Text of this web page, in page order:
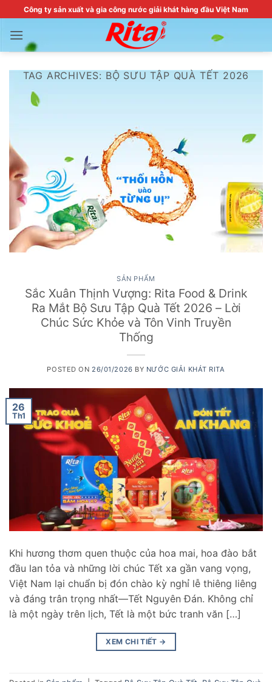
to
content
Công ty sản xuất và gia công nước giải khát hàng đầu Việt Nam
TAG ARCHIVES: BỘ SƯU TẬP QUÀ TẾT 2026
SẢN PHẨM
Sắc Xuân Thịnh Vượng: Rita Food & Drink
Ra Mắt Bộ Sưu Tập Quà Tết 2026 – Lời
Chúc Sức Khỏe và Tôn Vinh Truyền
Thống
POSTED ON 26/01/2026 BY NƯỚC GIẢI KHÁT RITA
26
Th1
Khi hương thơm quen thuộc của hoa mai, hoa đào bắt
đầu lan tỏa và những lời chúc Tết xa gần vang vọng,
Việt Nam lại chuẩn bị đón chào kỳ nghỉ lễ thiêng liêng
và đáng trân trọng nhất—Tết Nguyên Đán. Không chỉ
là một ngày trên lịch, Tết là một bức tranh văn […]
XEM CHI TIẾT →